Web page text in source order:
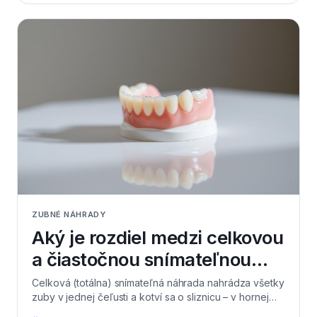
hodnotíme stav otlakov, hygieny aj samotnej náhrady.
Pri zápachu, otlakoch alebo zmenenej fixácii sa
neváhajte objednať.
ZUBNÉ NÁHRADY
Aký je rozdiel medzi celkovou
a čiastočnou snímateľnou
náhradou?
Celková (totálna) snímateľná náhrada nahrádza všetky
zuby v jednej čeľusti a kotví sa o sliznicu – v hornej